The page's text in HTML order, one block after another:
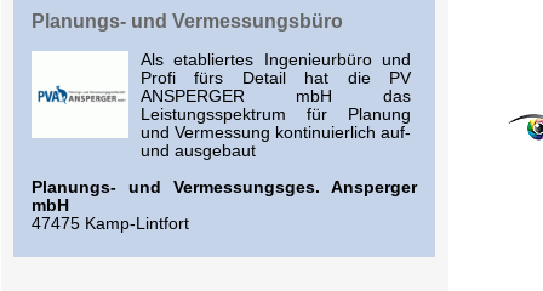
Planungs- und Vermessungsbüro
Als etabliertes Ingenieurbüro und
Profi fürs Detail hat die PV
ANSPERGER mbH das
Leistungsspektrum für Planung
und Vermessung kontinuierlich auf-
und ausgebaut
Planungs- und Vermessungsges. Ansperger
mbH
47475 Kamp-Lintfort